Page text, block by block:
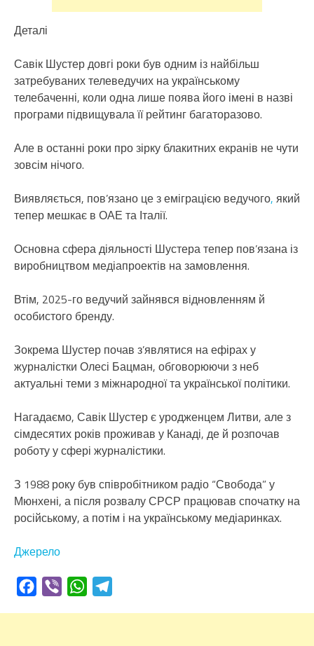
Деталі
Савік Шустер довгі роки був одним із найбільш
затребуваних телеведучих на українському
телебаченні, коли одна лише поява його імені в назві
програми підвищувала її рейтинг багаторазово.
Але в останні роки про зірку блакитних екранів не чути
зовсім нічого.
Виявляється, пов’язано це з еміграцією ведучого, який
тепер мешкає в ОАЕ та Італії.
Основна сфера діяльності Шустера тепер пов’язана із
виробництвом медіапроектів на замовлення.
Втім, 2025-го ведучий зайнявся відновленням й
особистого бренду.
Зокрема Шустер почав з’являтися на ефірах у
журналістки Олесі Бацман, обговорюючи з неб
актуальні теми з міжнародної та української політики.
Нагадаємо, Савік Шустер є уродженцем Литви, але з
сімдесятих років проживав у Канаді, де й розпочав
роботу у сфері журналістики.
З 1988 року був співробітником радіо “Свобода” у
Мюнхені, а після розвалу СРСР працював спочатку на
російському, а потім і на українському медіаринках.
Джерело
Facebook
Viber WhatsApp